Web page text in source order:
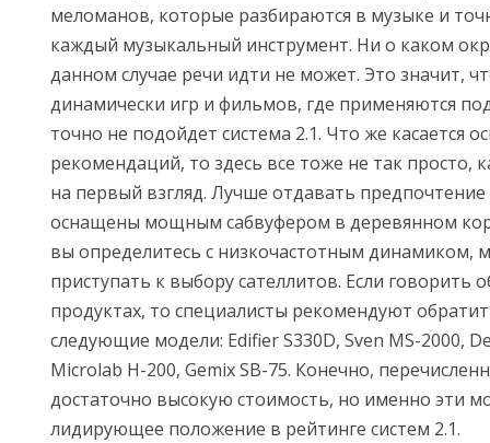
меломанов, которые разбираются в музыке и
каждый музыкальный инструмент. Ни о каком
данном случае речи идти не может. Это значит,
динамически игр и фильмов, где применяются
точно не подойдет система 2.1. Что же касается
рекомендаций, то здесь все тоже не так просто,
на первый взгляд. Лучше отдавать
оснащены мощным сабвуфером в деревянном
вы определитесь с низкочастотным динамиком,
приступать к выбору сателлитов. Если говорить
продуктах, то специалисты рекомендуют
следующие модели: Edifier S330D, Sven MS-2000,
Microlab H-200, Gemix SB-75. Конечно,
достаточно высокую стоимость, но именно эти
лидирующее положение в рейтинге систем 2.1.